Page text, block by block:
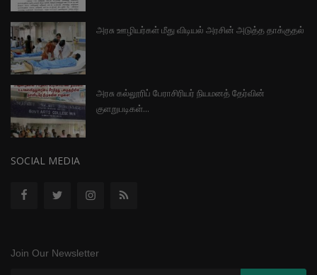
அரசு ஊழியர்கள் மீது விடியல் அரசின் அடுத்த தாக்குதல்
அரசு கல்லூரிப் பேராசிரியர் நியமனத் தேர்வின்
குளறுபடிகள்...
SOCIAL MEDIA
Join Our Newsletter